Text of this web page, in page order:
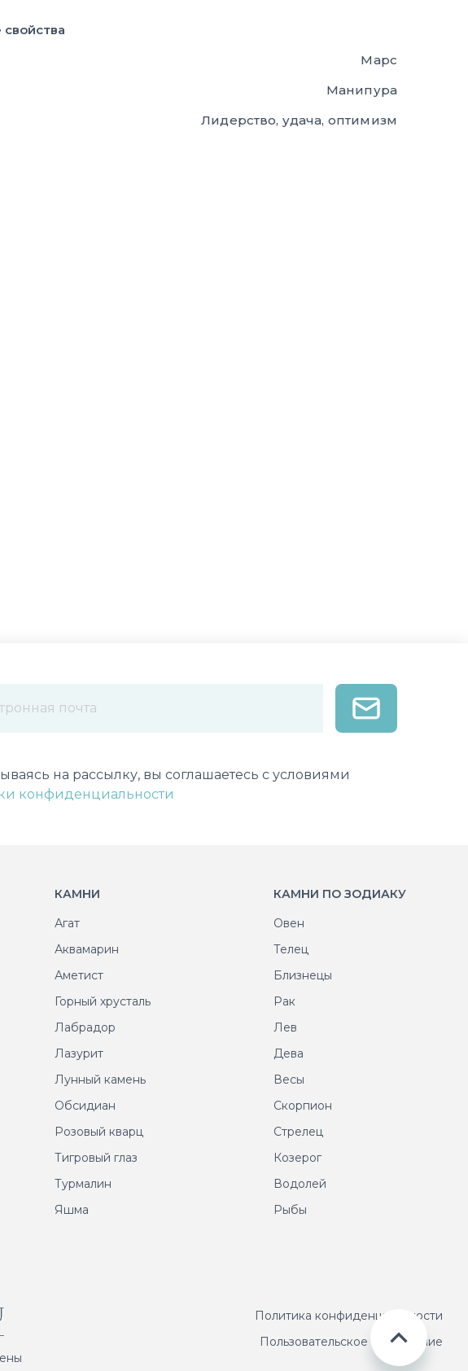
Марс
Манипура
Лидерство, удача, оптимизм
на рассылку, вы соглашаетесь с условиями
конфиденциальности
КАМНИ
Агат
Аквамарин
Аметист
Горный хрусталь
Лабрадор
Лазурит
Лунный камень
Обсидиан
Розовый кварц
Тигровый глаз
Турмалин
Яшма
КАМНИ ПО ЗОДИАКУ
Овен
Телец
Близнецы
Рак
Лев
Дева
Весы
Скорпион
Стрелец
Козерог
Водолей
Рыбы
Политика конфиденциальности
Пользовательское соглашение